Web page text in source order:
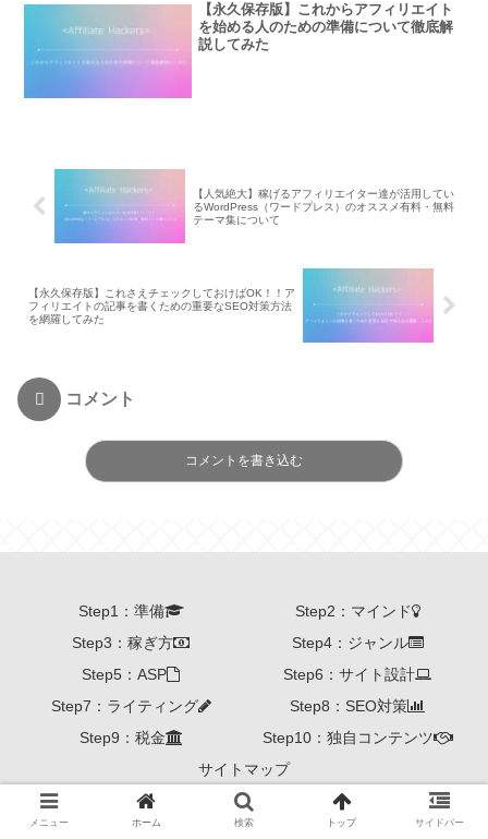
【永久保存版】これからアフィリエイト
を始める人のための準備について徹底解
説してみた
【人気絶大】稼げるアフィリエイター達が活用してい
るWordPress（ワードプレス）のオススメ有料・無料
テーマ集について
【永久保存版】これさえチェックしておけばOK！！ア
フィリエイトの記事を書くための重要なSEO対策方法
を網羅してみた
コメント
コメントを書き込む
Step1：準備
Step2：マインド
Step3：稼ぎ方
Step4：ジャンル
Step5：ASP
Step6：サイト設計
Step7：ライティング
Step8：SEO対策
Step9：税金
Step10：独自コンテンツ
サイトマップ
© 2019 Affiliate Hackers.
メニュー ホーム 検索 トップ サイドバー